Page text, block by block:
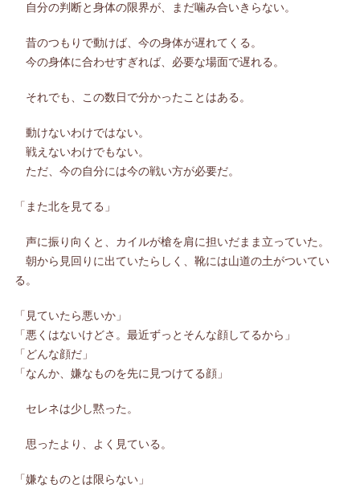
自分の判断と身体の限界が、まだ噛み合いきらない。
昔のつもりで動けば、今の身体が遅れてくる。
今の身体に合わせすぎれば、必要な場面で遅れる。
それでも、この数日で分かったことはある。
動けないわけではない。
戦えないわけでもない。
ただ、今の自分には今の戦い方が必要だ。
「また北を見てる」
声に振り向くと、カイルが槍を肩に担いだまま立っていた。
朝から見回りに出ていたらしく、靴には山道の土がついてい
る。
「見ていたら悪いか」
「悪くはないけどさ。最近ずっとそんな顔してるから」
「どんな顔だ」
「なんか、嫌なものを先に見つけてる顔」
セレネは少し黙った。
思ったより、よく見ている。
「嫌なものとは限らない」